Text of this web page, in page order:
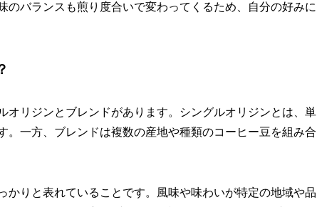
バランスも煎り度合いで変わってくるため、自分の好みに
オリジンとブレンドがあります。シングルオリジンとは、単
一方、ブレンドは複数の産地や種類のコーヒー豆を組み合
りと表れていることです。風味や味わいが特定の地域や品